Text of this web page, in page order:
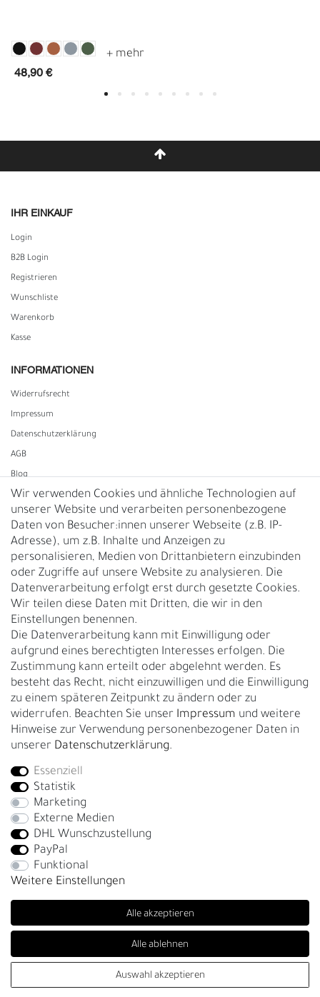
48,90 €
IHR EINKAUF
Login
B2B Login
Registrieren
Wunschliste
Warenkorb
Kasse
INFORMATIONEN
Widerrufs­recht
Impressum
Daten­schutz­erklärung
AGB
Blog
Vertrag widerrufen
UNTERNEHMEN
Nachhaltigkeit
Kontakt
Über uns
Rückgabe
Gürtelgröße messen
Garantie
GESCHÄFTSKUNDEN & HÄNDLER
B2B Geschäftskunden
Bei Fragen wenden Sie sich direkt an unser Service-Team.
+4917663727338
Montag - Freitag, 09:00 - 14:00
info@fronhofer.com
Gürtelmanufaktur Fronhofer, 93053 Regensburg, Nelkenweg 3b
© Copyright 2026 | Alle Rechte vorbehalten. - Fronhofer Gürtel |
Wir verwenden Cookies und ähnliche Technologien auf
unserer Website und verarbeiten personenbezogene
Daten von Besucher:innen unserer Webseite (z.B. IP-
Adresse), um z.B. Inhalte und Anzeigen zu
personalisieren, Medien von Drittanbietern einzubinden
oder Zugriffe auf unsere Website zu analysieren. Die
Datenverarbeitung erfolgt erst durch gesetzte Cookies.
Wir teilen diese Daten mit Dritten, die wir in den
Einstellungen benennen.
Die Datenverarbeitung kann mit Einwilligung oder
aufgrund eines berechtigten Interesses erfolgen. Die
Zustimmung kann erteilt oder abgelehnt werden. Es
besteht das Recht, nicht einzuwilligen und die Einwilligung
zu einem späteren Zeitpunkt zu ändern oder zu
widerrufen. Beachten Sie unser Impressum und weitere
Hinweise zur Verwendung personenbezogener Daten in
unserer Daten­schutz­erklärung.
Essenziell
Statistik
Marketing
Externe Medien
DHL Wunschzustellung
PayPal
Funktional
Weitere Einstellungen
Alle akzeptieren
Alle ablehnen
Auswahl akzeptieren
(4.85 / 5)
Bewertungen bei: trustedshops.de, shopvote.de ⓘ
Informationen zur Echtheit der Bewertungen